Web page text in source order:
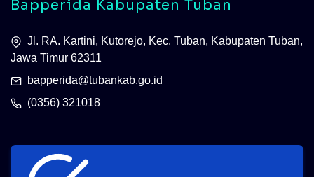
Bapperida Kabupaten Tuban
Jl. RA. Kartini, Kutorejo, Kec. Tuban, Kabupaten Tuban,
Jawa Timur 62311
bapperida@tubankab.go.id
(0356) 321018